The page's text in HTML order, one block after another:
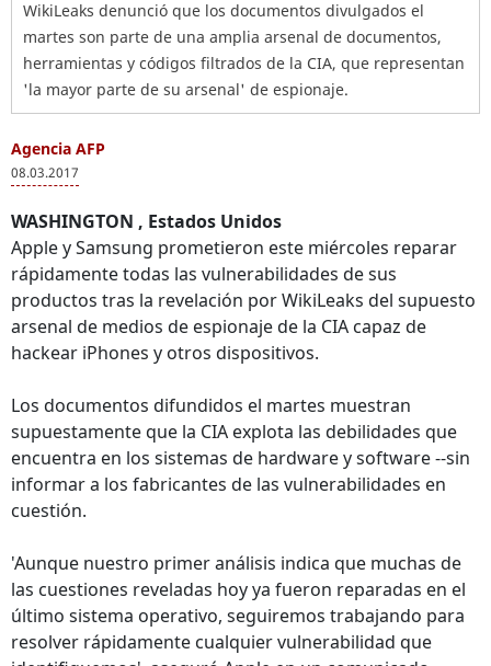
WikiLeaks denunció que los documentos divulgados el
martes son parte de una amplia arsenal de documentos,
herramientas y códigos filtrados de la CIA, que representan
'la mayor parte de su arsenal' de espionaje.
Agencia AFP
08.03.2017
WASHINGTON , Estados Unidos
Apple y Samsung prometieron este miércoles reparar
rápidamente todas las vulnerabilidades de sus
productos tras la revelación por WikiLeaks del supuesto
arsenal de medios de espionaje de la CIA capaz de
hackear iPhones y otros dispositivos.
Los documentos difundidos el martes muestran
supuestamente que la CIA explota las debilidades que
encuentra en los sistemas de hardware y software --sin
informar a los fabricantes de las vulnerabilidades en
cuestión.
'Aunque nuestro primer análisis indica que muchas de
las cuestiones reveladas hoy ya fueron reparadas en el
último sistema operativo, seguiremos trabajando para
resolver rápidamente cualquier vulnerabilidad que